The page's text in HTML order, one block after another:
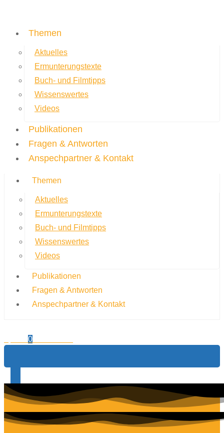
Themen
Aktuelles
Ermunterungstexte
Buch- und Filmtipps
Wissenswertes
Videos
Publikationen
Fragen & Antworten
Anspechpartner & Kontakt
Themen
Aktuelles
Ermunterungstexte
Buch- und Filmtipps
Wissenswertes
Videos
Publikationen
Fragen & Antworten
Anspechpartner & Kontakt
0